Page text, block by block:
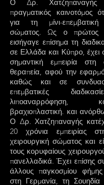
Ο Δρ. Χατζηπαναγής
πραγματικός καινοτόμος
για τη μίνι-επεμβατική
σώματος. Ως ο πρώτος
εισήγαγε επίσημα τη
σε Ελλάδα και Κύπρο, έχει
σημαντική εμπειρία στη
θεραπεία, αφού την
καθώς και σε
επεμβατικές
λιποαναρρόφηση,
βραχιοπλαστική. και
Ο Δρ. Χατζηπαναγής
20 χρόνια εμπειρίας
χειρουργική σώματος και
τους κορυφαίους
πανελλαδικά. Έχει επίσης
άλλους παγκοσμίου φήμης
στη Γερμανία, τη